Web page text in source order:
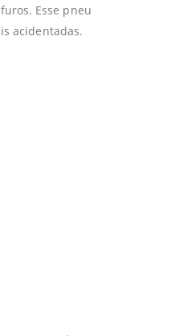
Esse pneu
acidentadas.